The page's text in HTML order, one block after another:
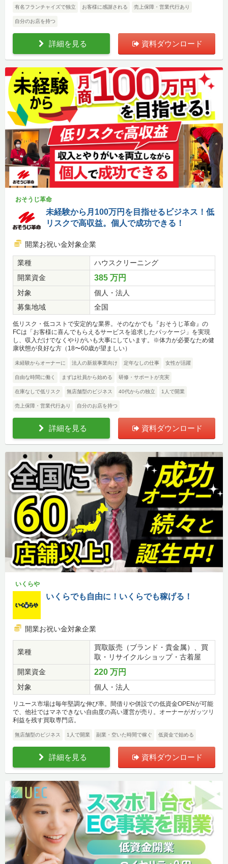
有名フランチャイズで独立 お客様に感謝される 売上保障・営業代行あり
自分のお店を持つ
詳細を見る 資料ダウンロード
おそうじ革命
未経験から月100万円を目指せるビジネス！低
リスクで高収益。個人で成功できる！
開業お祝い金対象企業
業種
ハウスクリーニング
開業資金
385 万円
対象
個人・法人
募集地域
全国
低リスク・低コストで安定的な業界。そのなかでも『おそうじ革命』の
FCは「お客様に喜んでもらえるサービスを追求したパッケージ」を実現
し、収入だけでなくやりがいも大事にしています。※体力が必要なため健
康状態が良好な方（18〜60歳が望ましい）
未経験からオーナーに 法人の新規事業向け 定年なしの仕事 女性が活躍
自由な時間に働く まずは社員から始める 研修・サポートが充実
在庫なしで低リスク 無店舗型のビジネス 40代からの独立 1人で開業
売上保障・営業代行あり 自分のお店を持つ
詳細を見る 資料ダウンロード
いくらや
いくらでも自由に！いくらでも稼げる！
開業お祝い金対象企業
業種
買取販売（ブランド・貴金属）、買
取・リサイクルショップ・古着屋
開業資金
220 万円
対象 個人・法人
リユース市場は毎年堅調な伸び率。間借りや併設での低資金OPENが可能
で、他社ではマネできない自由度の高い運営が売り。オーナーがガッツリ
利益を残す買取専門店。
無店舗型のビジネス 1人で開業 副業・空いた時間で稼ぐ 低資金で始める
詳細を見る 資料ダウンロード